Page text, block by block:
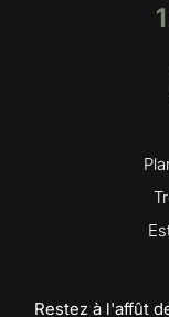
Restez à l'affût